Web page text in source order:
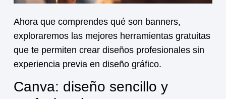
Ahora que comprendes qué son banners,
exploraremos las mejores herramientas gratuitas
que te permiten crear diseños profesionales sin
experiencia previa en diseño gráfico.
Canva: diseño sencillo y